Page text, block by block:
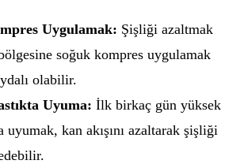
Uygulamak: Şişliği azaltmak
soğuk kompres uygulamak
olabilir.
Uyuma: İlk birkaç gün yüksek
uyumak, kan akışını azaltarak şişliği